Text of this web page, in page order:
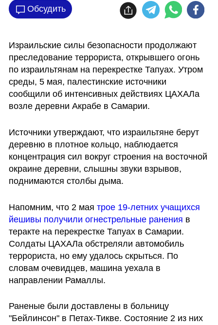
Обсудить
Израильские силы безопасности продолжают
преследование террориста, открывшего огонь
по израильтянам на перекрестке Тапуах. Утром
среды, 5 мая, палестинские источники
сообщили об интенсивных действиях ЦАХАЛа
возле деревни Акрабе в Самарии.
Источники утверждают, что израильтяне берут
деревню в плотное кольцо, наблюдается
концентрация сил вокруг строения на восточной
окраине деревни, слышны звуки взрывов,
поднимаются столбы дыма.
Напомним, что 2 мая трое 19-летних учащихся
йешивы получили огнестрельные ранения в
теракте на перекрестке Тапуах в Самарии.
Солдаты ЦАХАЛа обстреляли автомобиль
террориста, но ему удалось скрыться. По
словам очевидцев, машина уехала в
направлении Рамаллы.
Раненые были доставлены в больницу
"Бейлинсон" в Петах-Тикве. Состояние 2 из них